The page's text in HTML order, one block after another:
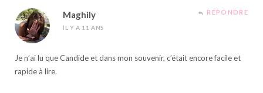
Maghily
IL Y A 11 ANS
RÉPONDRE
Je n’ai lu que Candide et dans mon souvenir, c’était encore facile et
rapide à lire.